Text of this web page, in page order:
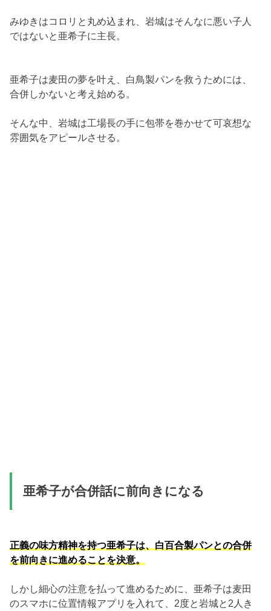
みゆきはコロリと丸め込まれ、岩城はそんなに悪い子人
ではないと亜希子に主長。
亜希子は麦田の夢を叶え、白鳥製パンを救うためには、
合併しかないと考え始める。
そんな中、岩城は工場長の手に包帯を巻かせて可哀想な
雰囲気をアピールさせる。
亜希子が合併話に前向きになる
正義の味方精神を持つ亜希子は、白百合製パンとの合併
を前向きに進めることを決意。
しかし細心の注意を払って進めるために、亜希子は麦田
のスマホに位置情報アプリを入れて、2度と岩城と2人き